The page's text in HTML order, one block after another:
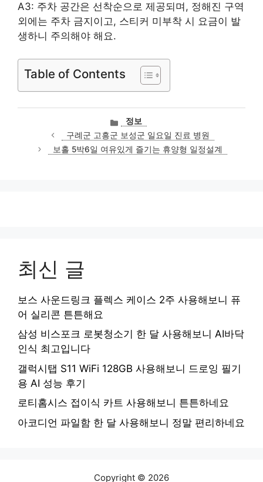
A3: 주차 공간은 선착순으로 제공되며, 정해진 구역
외에는 주차 금지이고, 스티커 미부착 시 요금이 발
생하니 주의해야 해요.
Table of Contents
카
테
고
리
정보
구례군 고흥군 보성군 일요일 진료 병원
보홀 5박6일 여유있게 즐기는 휴양형 일정설계
최신 글
보스 사운드링크 플렉스 케이스 2주 사용해보니 퓨
어 실리콘 튼튼해요
삼성 비스포크 로봇청소기 한 달 사용해보니 AI바닥
인식 최고입니다
갤럭시탭 S11 WiFi 128GB 사용해보니 드로잉 필기
용 AI 성능 후기
로티홈시스 접이식 카트 사용해보니 튼튼하네요
아코디언 파일함 한 달 사용해보니 정말 편리하네요
Copyright © 2026